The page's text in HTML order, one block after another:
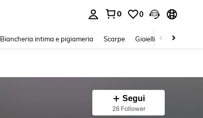
0 0
Biancheria intima e pigiameria Scarpe Gioielli E Accessori
Segui
26 Follower